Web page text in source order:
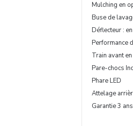
Mulching en
Buse de
Déflecteur :
Performance
Train avant
Pare-chocs
Phare LED
Attelage
Garantie 3 ans